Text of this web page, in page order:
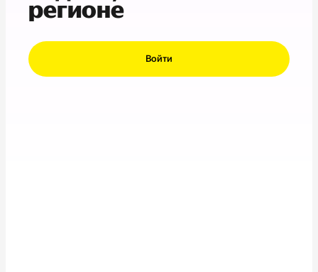
регионе
Войти